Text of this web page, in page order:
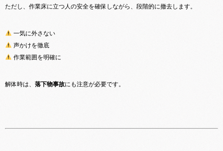
ただし、作業床に立つ人の安全を確保しながら、段階的に撤去します。
一気に外さない
声かけを徹底
作業範囲を明確に
解体時は、 落下物事故にも注意が必要です。